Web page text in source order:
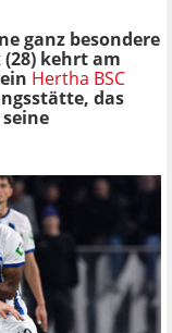
ganz besondere
kehrt am
Hertha BSC
das